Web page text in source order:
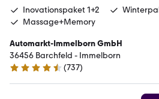
Inovationspaket 1+2
Massage+Memory
Automarkt-Immelborn GmbH
36456 Barchfeld - Immelborn
4.4 Sterne
(737)